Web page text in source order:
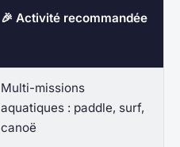
🎉 Activité recommandée
Multi-missions
aquatiques : paddle, surf,
canoë